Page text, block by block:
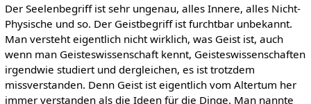
Der Seelenbegriff ist sehr ungenau, alles Innere, alles Nicht-
Physische und so. Der Geistbegriff ist furchtbar unbekannt.
Man versteht eigentlich nicht wirklich, was Geist ist, auch
wenn man Geisteswissenschaft kennt, Geisteswissenschaften
irgendwie studiert und dergleichen, es ist trotzdem
missverstanden. Denn Geist ist eigentlich vom Altertum her
immer verstanden als die Ideen für die Dinge. Man nannte